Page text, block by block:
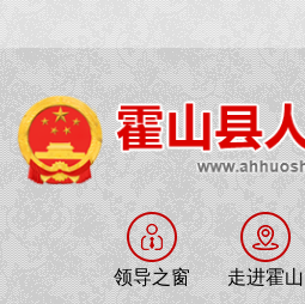
领导之窗 走进霍山